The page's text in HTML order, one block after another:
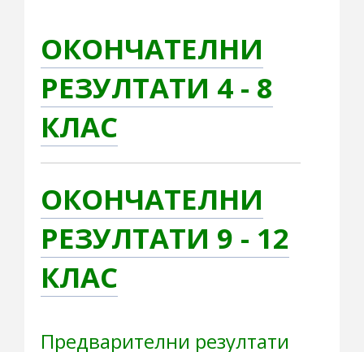
ОКОНЧАТЕЛНИ
РЕЗУЛТАТИ 4 - 8
КЛАС
ОКОНЧАТЕЛНИ
РЕЗУЛТАТИ 9 - 12
КЛАС
Предварителни резултати